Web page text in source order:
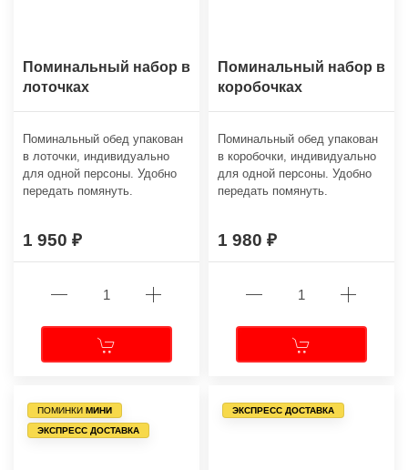
Поминальный набор в
лоточках
Поминальный обед упакован
в лоточки, индивидуально
для одной персоны. Удобно
передать помянуть.
1 950
Поминальный набор в
коробочках
Поминальный обед упакован
в коробочки, индивидуально
для одной персоны. Удобно
передать помянуть.
1 980
ПОМИНКИ МИНИ
ЭКСПРЕСС ДОСТАВКА
ЭКСПРЕСС ДОСТАВКА